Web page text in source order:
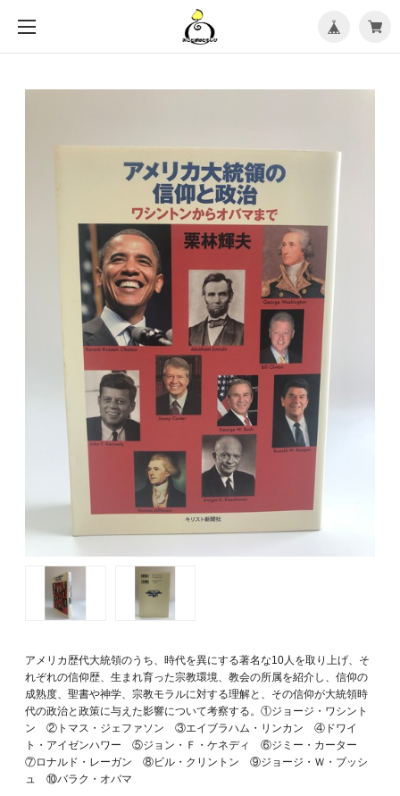
ニ
ュ
を
アメリカ歴代大統領のうち、時代を異にする著名な10人を取り上げ、そ
れぞれの信仰歴、生まれ育った宗教環境、教会の所属を紹介し、信仰の
成熟度、聖書や神学、宗教モラルに対する理解と、その信仰が大統領時
代の政治と政策に与えた影響について考察する。①ジョージ・ワシント
ン ②トマス・ジェファソン ③エイブラハム・リンカン ④ドワイ
ト・アイゼンハワー ⑤ジョン・Ｆ・ケネディ ⑥ジミー・カーター
⑦ロナルド・レーガン ⑧ビル・クリントン ⑨ジョージ・Ｗ・ブッシ
ュ ⑩バラク・オバマ